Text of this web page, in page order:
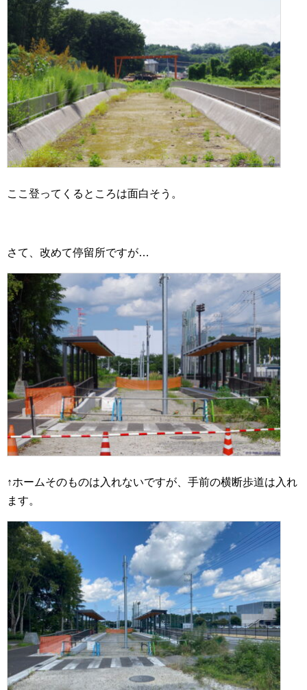
ここ登ってくるところは面白そう。
さて、改めて停留所ですが…
↑ホームそのものは入れないですが、手前の横断歩道は入れ
ます。